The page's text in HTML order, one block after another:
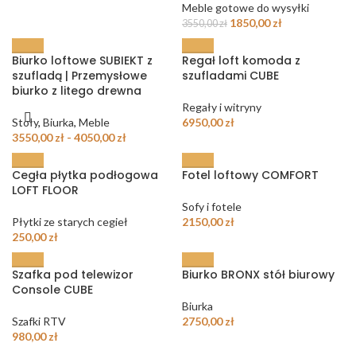
Meble gotowe do wysyłki
3550,00zł 1850,00zł
Biurko loftowe SUBIEKT z
szufladą | Przemysłowe
biurko z litego drewna
Stoły, Biurka, Meble
3550,00zł - 4050,00zł
Regał loft komoda z
szufladami CUBE
Regały i witryny
6950,00zł
Cegła płytka podłogowa
LOFT FLOOR
Płytki ze starych cegieł
250,00zł
Fotel loftowy COMFORT
Sofy i fotele
2150,00zł
Szafka pod telewizor
Console CUBE
Szafki RTV
980,00zł
Biurko BRONX stół biurowy
Biurka
2750,00zł